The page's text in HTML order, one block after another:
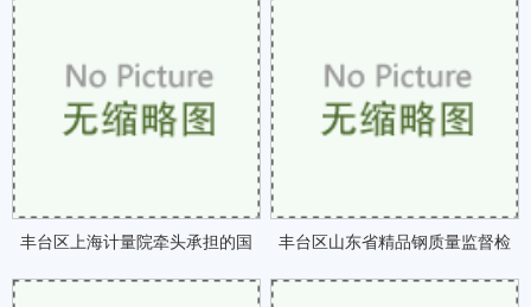
丰台区上海计量院牵头承担的国 丰台区山东省精品钢质量监督检